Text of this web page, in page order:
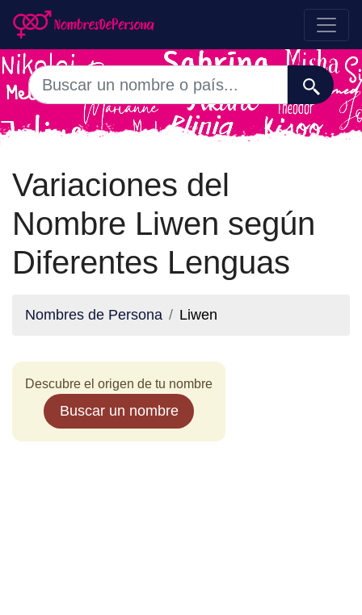
Variaciones del
Nombre Liwen según
Diferentes Lenguas
Nombres de Persona Liwen
Descubre el origen de tu nombre
Buscar un nombre